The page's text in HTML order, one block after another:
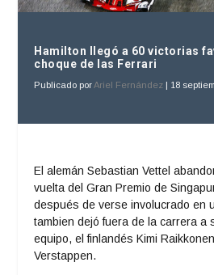
Hamilton llegó a 60 victorias
choque de las Ferrari
Publicado porAriel Fernández | 18
El alemán Sebastian Vettel
vuelta del Gran Premio de
después de verse involucrado en
tambien dejó fuera de la carrera a
equipo, el finlandés Kimi
Verstappen.